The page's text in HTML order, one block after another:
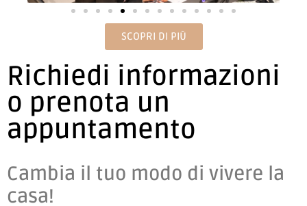
SCOPRI DI PIÙ
Richiedi informazioni
o prenota un
appuntamento